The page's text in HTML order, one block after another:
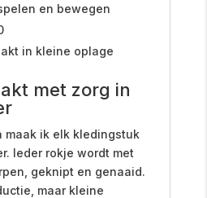
en bewegen
in kleine oplage
met zorg in
maak ik elk kledingstuk
Ieder rokje wordt met
geknipt en genaaid.
maar kleine